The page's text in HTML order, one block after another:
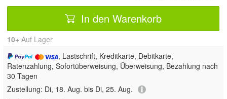
In den Warenkorb
10+ Auf Lager
, Lastschrift, Kreditkarte, Debitkarte,
Ratenzahlung, Sofortüberweisung, Überweisung, Bezahlung nach
30 Tagen
Zustellung: Di, 18. Aug. bis Di, 25. Aug.